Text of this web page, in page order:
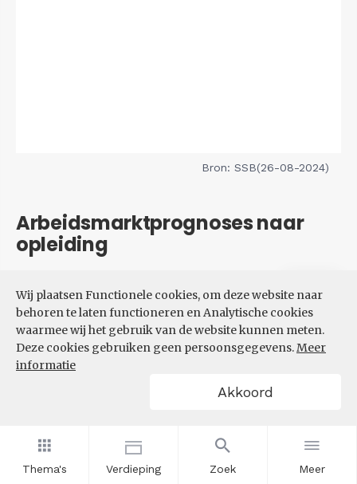
Thema's Verdieping Zoek Meer
Wij plaatsen Functionele cookies, om deze website naar
behoren te laten functioneren en Analytische cookies
waarmee wij het gebruik van de website kunnen meten.
Deze cookies gebruiken geen persoonsgegevens.Meer
informatie
Akkoord
Bron: SSB(26-08-2024)
Arbeidsmarktprognoses naar
opleiding
VERWACHTE UITBREIDINGS-
EN VERVANGINGSVRAAG NAAR
OPLEIDINGSNIVEAU
Filters